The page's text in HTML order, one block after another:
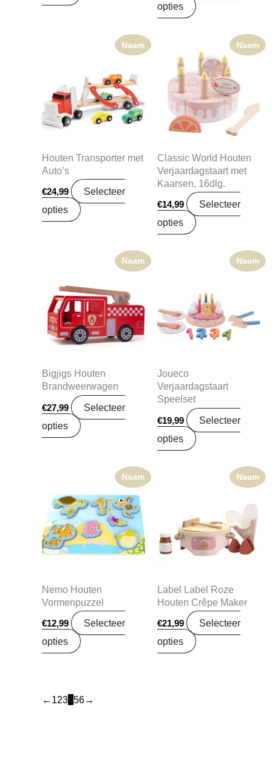
opties
Naam
Houten Transporter met
Auto’s
€24,99
Selecteer
opties
Naam
Classic World Houten
Verjaardagstaart met
Kaarsen, 16dlg.
€14,99
Selecteer
opties
Naam
Bigjigs Houten
Brandweerwagen
€27,99
Selecteer
opties
Naam
Joueco
Verjaardagstaart
Speelset
€19,99
Selecteer
opties
Naam
Nemo Houten
Vormenpuzzel
€12,99
Selecteer
opties
Naam
Label Label Roze
Houten Crêpe Maker
€21,99
Selecteer
opties
← 123456→